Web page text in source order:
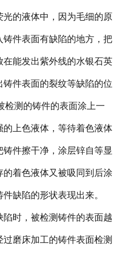
的液体中，因为毛细的原
件表面有缺陷的地方，把
能发出紫外线的水银石英
件表面的裂纹等缺陷的位
检测的铸件的表面涂上一
的上色液体，等待着色液体
件擦干净，涂层锌自等显
着色液体又被吸同到后涂
缺陷的形状表现出来。
时，被检测铸件的表面越
磨床加工的铸件表面检测